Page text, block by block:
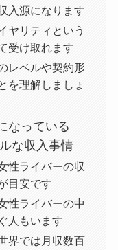
入源になります
ヤリティという
受け取れます
レベルや契約形
を理解しましょ
なっている
な収入事情
性ライバーの収
目安です
性ライバーの中
人もいます
界では月収数百